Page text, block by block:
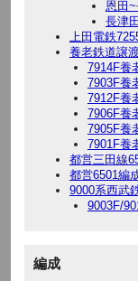
恩田
長津
上田電鉄
養老鉄道譲
7914F養
7903F養
7912F養
7906F養
7905F養
7901F養
都営三田線
都営6501編
9000系西武
9003F/
編成